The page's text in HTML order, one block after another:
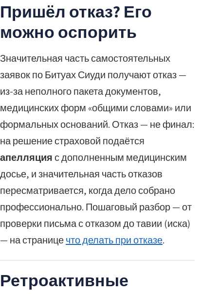
Пришёл отказ? Его
можно оспорить
Значительная часть самостоятельных
заявок по Битуах Сиуди получают отказ —
из-за неполного пакета документов,
медицинских форм «общими словами» или
формальных оснований. Отказ — не финал:
на решение страховой подаётся
апелляцияс дополненным медицинским
досье, и значительная часть отказов
пересматривается, когда дело собрано
профессионально. Пошаговый разбор — от
проверки письма с отказом до тавии (иска)
— на страницечто делать при отказе.
Ретроактивные